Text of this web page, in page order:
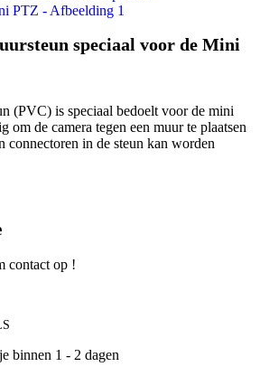
speciaal voor de Mini
(PVC) is speciaal bedoelt voor de mini
om de camera tegen een muur te plaatsen
connectoren in de steun kan worden
contact op !
binnen 1 - 2 dagen